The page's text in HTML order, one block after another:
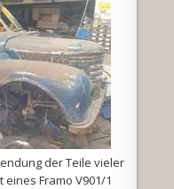
der Teile vieler
eines Framo V901/1